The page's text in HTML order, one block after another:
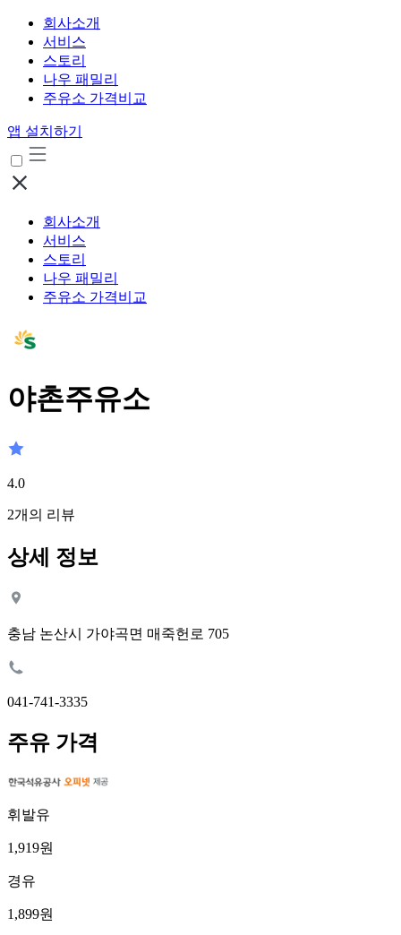
회사소개
서비스
스토리
나우 패밀리
주유소 가격비교
앱 설치하기
회사소개
서비스
스토리
나우 패밀리
주유소 가격비교
야촌주유소
4.0
2개의 리뷰
상세 정보
충남 논산시 가야곡면 매죽헌로 705
041-741-3335
주유 가격
휘발유
1,919원
경유
1,899원